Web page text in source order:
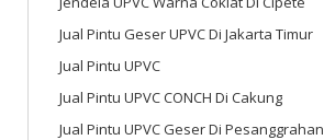
Jual Pintu Geser UPVC Di Jakarta Timur
Jual Pintu UPVC
Jual Pintu UPVC CONCH Di Cakung
Jual Pintu UPVC Geser Di Pesanggrahan